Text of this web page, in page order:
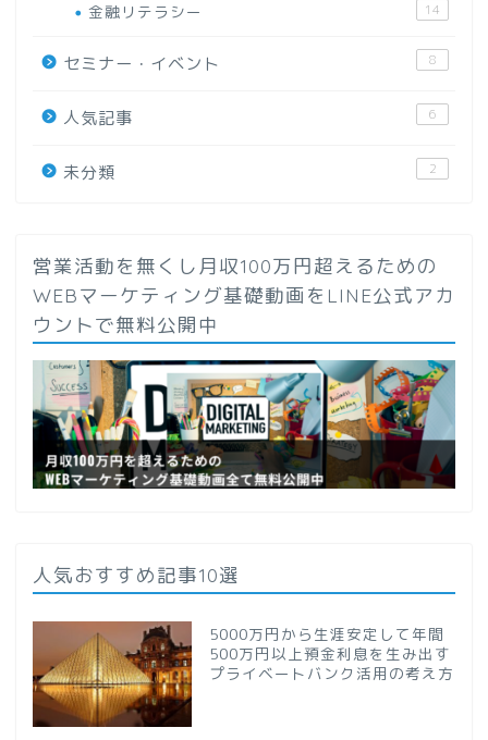
金融リテラシー 14
セミナー・イベント 8
人気記事 6
未分類 2
営業活動を無くし月収100万円超えるための
WEBマーケティング基礎動画をLINE公式アカ
ウントで無料公開中
人気おすすめ記事10選
5000万円から生涯安定して年間
500万円以上預金利息を生み出す
プライベートバンク活用の考え方